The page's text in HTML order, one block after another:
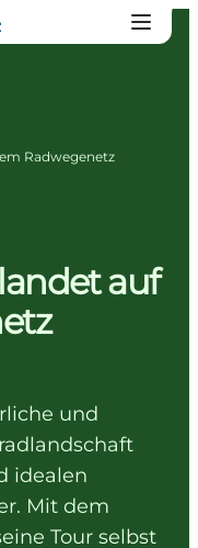
Radwegenetz
auf
und
idealen
Mit dem
Tour selbst